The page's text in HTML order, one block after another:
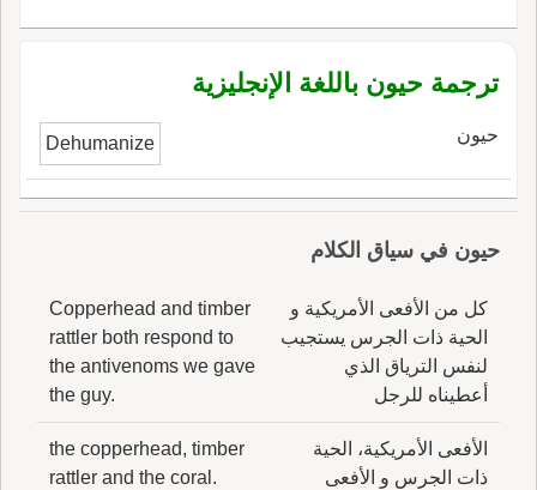
ترجمة حيون باللغة الإنجليزية
حيون Dehumanize
حيون في سياق الكلام
كل من الأفعى الأمريكية و
الحية ذات الجرس يستجيب
لنفس الترياق الذي
أعطيناه للرجل
Copperhead and timber
rattler both respond to
the antivenoms we gave
the guy.
الأفعى الأمريكية، الحية
ذات الجرس و الأفعى
the copperhead, timber
rattler and the coral.